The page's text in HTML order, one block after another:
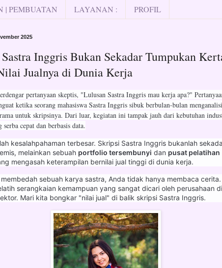
| PEMBUATAN
LAYANAN : PROFIL
2025
Inggris Bukan Sekadar Tumpukan
Jualnya di Dunia Kerja
pertanyaan skeptis, "Lulusan Sastra Inggris mau kerja apa?"
ketika seorang mahasiswa Sastra Inggris sibuk berbulan-bulan
untuk skripsinya. Dari luar, kegiatan ini tampak jauh dari kebutuhan
serba cepat dan berbasis data.
kesalahpahaman terbesar. Skripsi Sastra Inggris bukanlah
melainkan sebuah portfolio tersembunyi dan pusat pelatihan
mengasah keterampilan bernilai jual tinggi di dunia kerja.
sebuah karya sastra, Anda tidak hanya membaca cerita.
serangkaian kemampuan yang sangat dicari oleh perusahaan di
Mari kita bongkar "nilai jual" di balik skripsi Sastra Inggris.